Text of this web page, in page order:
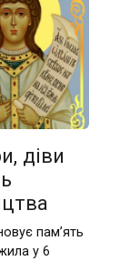
діви
пам’ять
у 6